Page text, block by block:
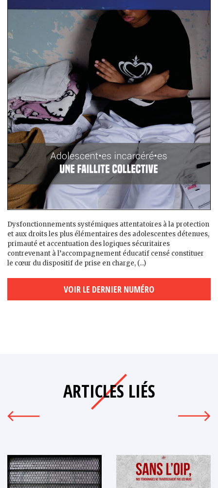
Dysfonctionnements systémiques attentatoires à la protection
et aux droits les plus élémentaires des adolescent·es détenu·es,
primauté et accentuation des logiques sécuritaires
contrevenant à l’accompagnement éducatif censé constituer
le cœur du dispositif de prise en charge, (...)
VOIR LE DERNIER NUMÉRO
ARTICLES LIÉS